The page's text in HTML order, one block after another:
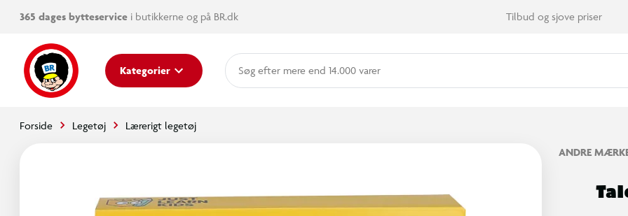
365 dages bytteservice i butikkerne og på BR.dk Tilbud og sjove priser
Kategorier mere end 14.000 varer
Forside Legetøj Lærerigt legetøj
ANDRE